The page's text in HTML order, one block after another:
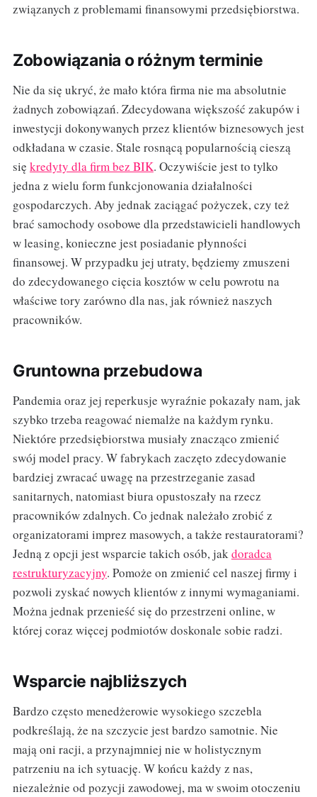
związanych z problemami finansowymi przedsiębiorstwa.
Zobowiązania o różnym terminie
Nie da się ukryć, że mało która firma nie ma absolutnie
żadnych zobowiązań. Zdecydowana większość zakupów i
inwestycji dokonywanych przez klientów biznesowych jest
odkładana w czasie. Stale rosnącą popularnością cieszą
się kredyty dla firm bez BIK. Oczywiście jest to tylko
jedna z wielu form funkcjonowania działalności
gospodarczych. Aby jednak zaciągać pożyczek, czy też
brać samochody osobowe dla przedstawicieli handlowych
w leasing, konieczne jest posiadanie płynności
finansowej. W przypadku jej utraty, będziemy zmuszeni
do zdecydowanego cięcia kosztów w celu powrotu na
właściwe tory zarówno dla nas, jak również naszych
pracowników.
Gruntowna przebudowa
Pandemia oraz jej reperkusje wyraźnie pokazały nam, jak
szybko trzeba reagować niemalże na każdym rynku.
Niektóre przedsiębiorstwa musiały znacząco zmienić
swój model pracy. W fabrykach zaczęto zdecydowanie
bardziej zwracać uwagę na przestrzeganie zasad
sanitarnych, natomiast biura opustoszały na rzecz
pracowników zdalnych. Co jednak należało zrobić z
organizatorami imprez masowych, a także restauratorami?
Jedną z opcji jest wsparcie takich osób, jakdoradca
restrukturyzacyjny. Pomoże on zmienić cel naszej firmy i
pozwoli zyskać nowych klientów z innymi wymaganiami.
Można jednak przenieść się do przestrzeni online, w
której coraz więcej podmiotów doskonale sobie radzi.
Wsparcie najbliższych
Bardzo często menedżerowie wysokiego szczebla
podkreślają, że na szczycie jest bardzo samotnie. Nie
mają oni racji, a przynajmniej nie w holistycznym
patrzeniu na ich sytuację. W końcu każdy z nas,
niezależnie od pozycji zawodowej, ma w swoim otoczeniu